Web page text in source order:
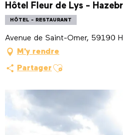
Hôtel Fleur de Lys -
HÔTEL - RESTAURANT
Avenue de Saint-Omer, 59190
M'y rendre
Partager Ajouter aux favoris